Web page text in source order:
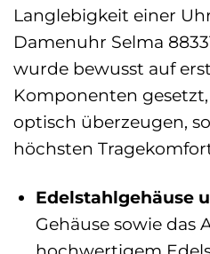
Langlebigkeit einer
Damenuhr Selma
wurde bewusst auf
Komponenten
optisch überzeugen,
höchsten
Edelstahlgehäuse
Gehäuse sowie das